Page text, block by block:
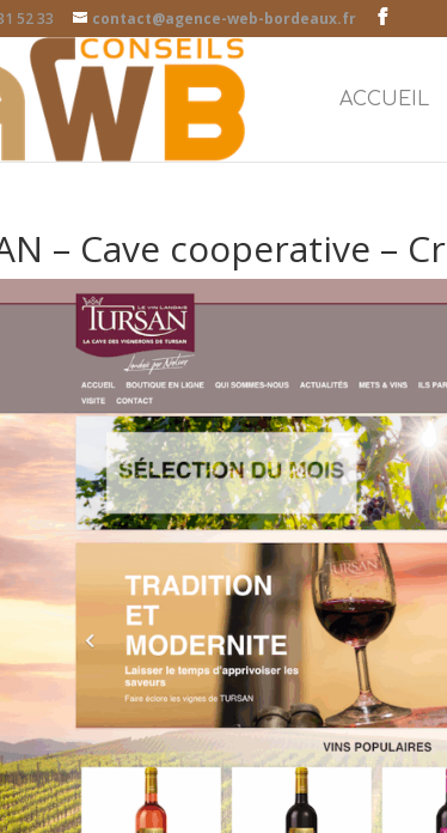
52 33 contact@agence-web-bordeaux.fr
ACCUEIL
– Cave cooperative –